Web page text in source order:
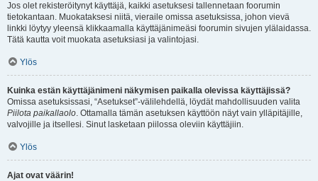
Jos olet rekisteröitynyt käyttäjä, kaikki asetuksesi tallennetaan foorumin
tietokantaan. Muokataksesi niitä, vieraile omissa asetuksissa, johon vievä
linkki löytyy yleensä klikkaamalla käyttäjänimeäsi foorumin sivujen ylälaidassa.
Tätä kautta voit muokata asetuksiasi ja valintojasi.
Ylös
Kuinka estän käyttäjänimeni näkymisen paikalla olevissa käyttäjissä?
Omissa asetuksissasi, “Asetukset”-välilehdellä, löydät mahdollisuuden valita
Piilota paikallaolo. Ottamalla tämän asetuksen käyttöön näyt vain ylläpitäjille,
valvojille ja itsellesi. Sinut lasketaan piilossa oleviin käyttäjiin.
Ylös
Ajat ovat väärin!